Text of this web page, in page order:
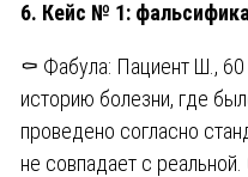
6. Кейс № 1:
⚰️ Фабула: Пациент Ш., 60
историю болезни, где
проведено согласно
не совпадает с реальной.